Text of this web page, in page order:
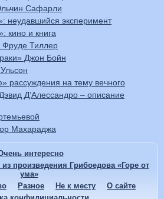
Сафарли
неудавшийся эксперимент
кино и книга
Фруде Тиллер
Джон Бойн
рассуждения на тему вечного
Д’Алессандро – описание
Махараджа
интересно
произведения Грибоедова «Горе от
ума»
Разное Не к месту
О сайте